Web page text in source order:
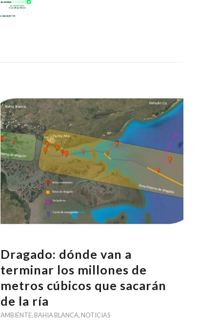
Dragado: dónde van a
terminar los millones de
metros cúbicos que sacarán
de la ría
AMBIENTE, BAHIA BLANCA, NOTICIAS